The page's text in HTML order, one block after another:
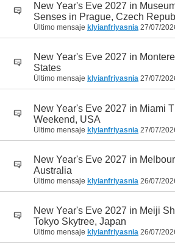
New Year's Eve 2027 in
Senses in Prague, Czech
Último mensaje klyianfriyasnia 27/07/
New Year's Eve 2027 in
States
Último mensaje klyianfriyasnia 27/07/
New Year's Eve 2027 in Miami
Weekend, USA
Último mensaje klyianfriyasnia 27/07/
New Year's Eve 2027 in
Australia
Último mensaje klyianfriyasnia 26/07/
New Year's Eve 2027 in Meiji
Tokyo Skytree, Japan
Último mensaje klyianfriyasnia 26/07/